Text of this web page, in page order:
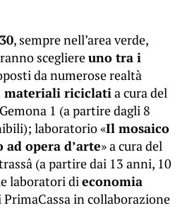
, sempre nell’area verde,
scegliereuno tra i
da numerose realtà
materiali riciclatia cura del
1 (a partire dagli 8
laboratorio «Il mosaico
opera d’arte» a cura del
(a partire dai 13 anni, 10
laboratori dieconomia
PrimaCassa in collaborazione